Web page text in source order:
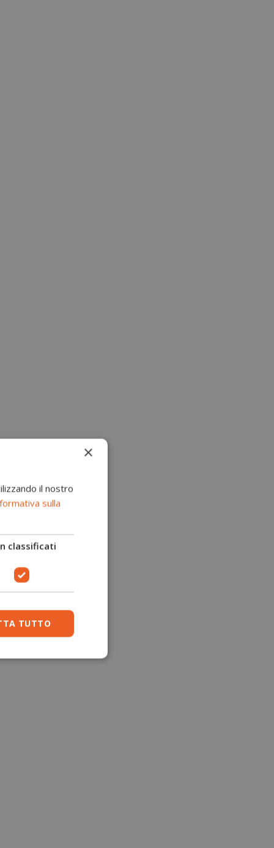
×
il nostro
sulla
classificati
TUTTO